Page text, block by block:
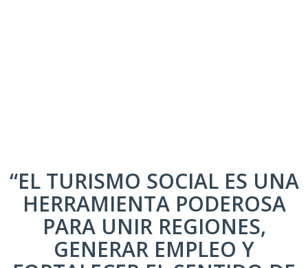
“EL TURISMO SOCIAL ES UNA
HERRAMIENTA PODEROSA
PARA UNIR REGIONES,
GENERAR EMPLEO Y